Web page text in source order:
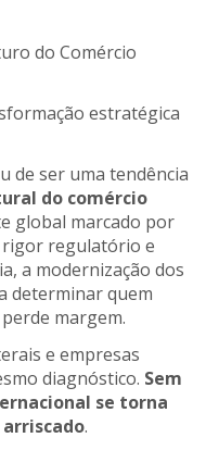
do Comércio
estratégica
de ser uma tendência
do comércio
global marcado por
rigor regulatório e
a modernização dos
determinar quem
margem.
e empresas
diagnóstico. Sem
se torna
.